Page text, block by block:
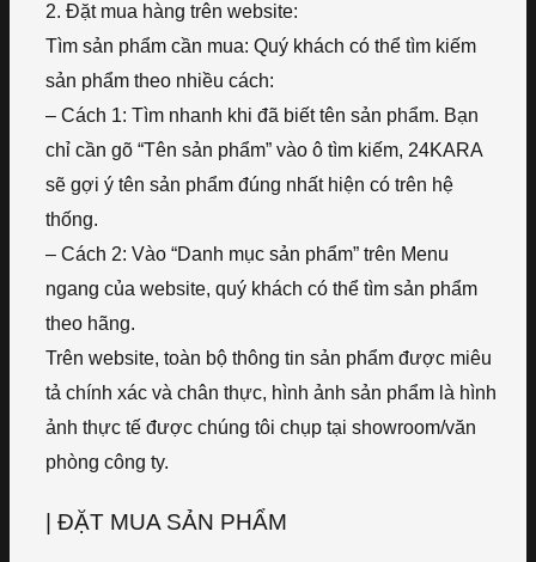
2. Đặt mua hàng trên website:
Tìm sản phẩm cần mua: Quý khách có thể tìm kiếm
sản phẩm theo nhiều cách:
– Cách 1: Tìm nhanh khi đã biết tên sản phẩm. Bạn
chỉ cần gõ “Tên sản phẩm” vào ô tìm kiếm, 24KARA
sẽ gợi ý tên sản phẩm đúng nhất hiện có trên hệ
thống.
– Cách 2: Vào “Danh mục sản phẩm” trên Menu
ngang của website, quý khách có thể tìm sản phẩm
theo hãng.
Trên website, toàn bộ thông tin sản phẩm được miêu
tả chính xác và chân thực, hình ảnh sản phẩm là hình
ảnh thực tế được chúng tôi chụp tại showroom/văn
phòng công ty.
| ĐẶT MUA SẢN PHẨM